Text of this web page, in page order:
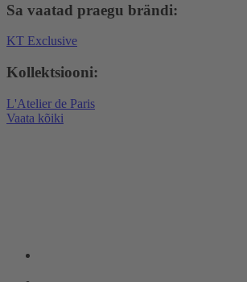
Sa vaatad praegu brändi:
KT Exclusive
Kollektsiooni:
L'Atelier de Paris
Vaata kõiki